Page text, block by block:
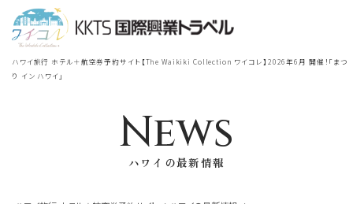
ハワイ旅行 ホテル＋航空券予約サイト【The Waikiki Collection ワイコレ】2026年6月 開催！「まつ
り イン ハワイ」
News
ハワイの最新情報
TOP
ロイヤルハワイアンラグジュアリー
宿泊 ＋ 航空券
到着地